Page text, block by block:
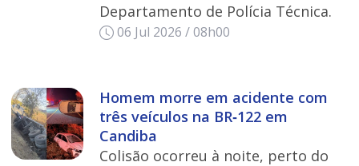
Departamento de Polícia Técnica.
06 Jul 2026 / 08h00
Homem morre em acidente com
três veículos na BR‑122 em
Candiba
Colisão ocorreu à noite, perto do